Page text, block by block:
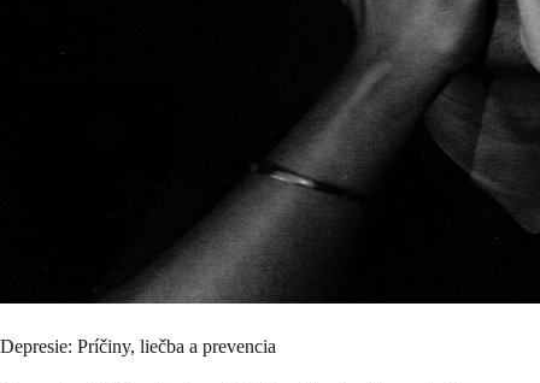
Depresie: Príčiny, liečba a prevencia